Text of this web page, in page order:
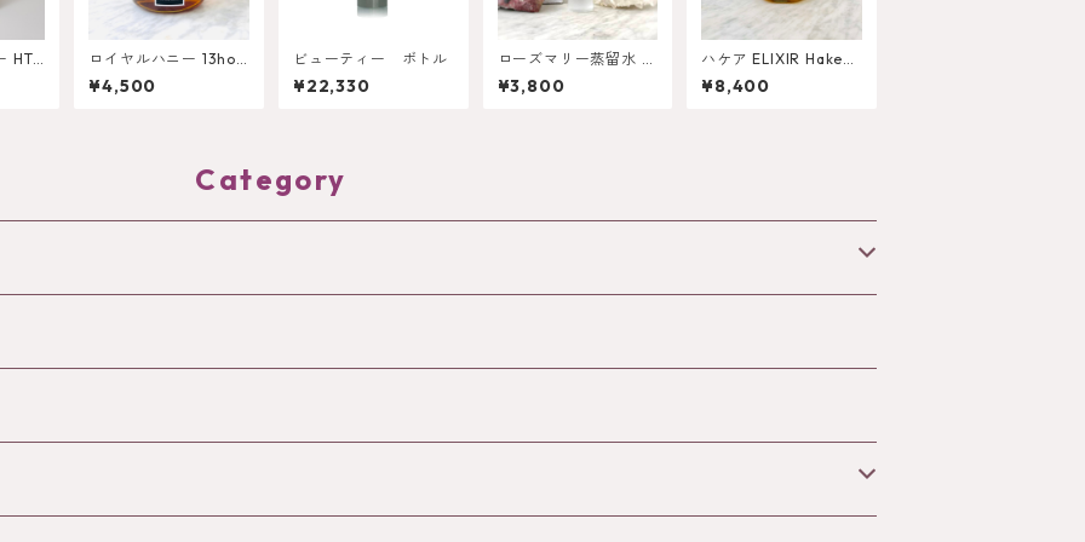
HTQ
ロイヤルハニー 13hon
ey 250g
¥4,500
ビューティー ボトル
¥22,330
ローズマリー蒸留水 R
EVENIR
¥3,800
ハケア ELIXIR Hakea
1kg
¥8,400
Category